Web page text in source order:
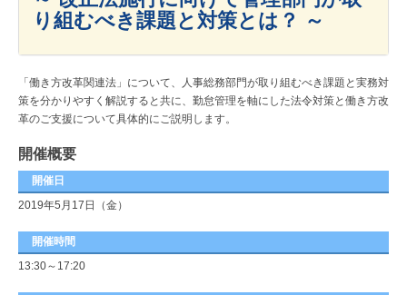
り組むべき課題と対策とは？ ～
「働き方改革関連法」について、人事総務部門が取り組むべき課題と実務対
策を分かりやすく解説すると共に、勤怠管理を軸にした法令対策と働き方改
革のご支援について具体的にご説明します。
開催概要
開催日
2019年5月17日（金）
開催時間
13:30～17:20